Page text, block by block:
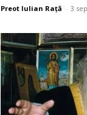
Preot Iulian Raţă - 3